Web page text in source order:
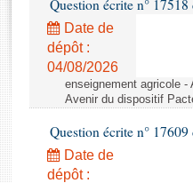
Rapports d'information
Rapports d'enquête
Rapports législatifs
Baromètre de l’application
Dossiers législatifs
Budget et sécurité sociale
Liens vers les sites
Question écrite n°
Date de
dépôt :
04/08/2026
enseignement agricole
Avenir du dispositif
Question écrite n°
Date de
dépôt :